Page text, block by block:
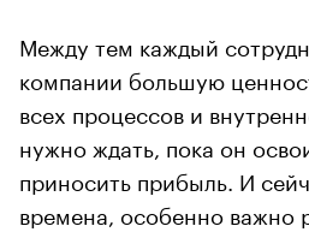
Между тем каждый
компании большую
всех процессов и
нужно ждать, пока он
приносить прибыль. И
времена, особенно важно